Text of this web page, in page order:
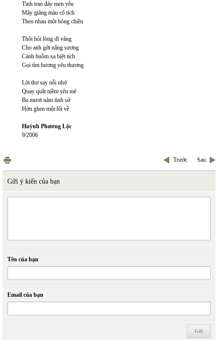
Tình trao đáy men yêu
Mây giăng màu cổ tích
Theo nhau một bóng chiều
Thôi hỏi lòng dĩ vãng
Cho anh gởi nắng sương
Cánh buồm xa biệt tích
Gọi tìm hương yêu thương
Lời thơ say nỗi nhớ
Quay quắt niềm yêu mê
Ba mươi năm tình sử
Hờn ghen một lối về
Huỳnh Phương Lộc
9/2006
Trước Sau
Gửi ý kiến của bạn
Tên của bạn
Email của bạn